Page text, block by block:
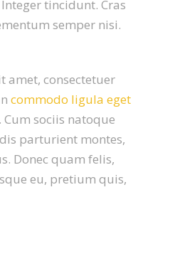
tincidunt. Cras
semper nisi.
amet, consectetuer
commodo ligula eget
Cum sociis natoque
parturient montes,
Donec quam felis,
eu, pretium quis,